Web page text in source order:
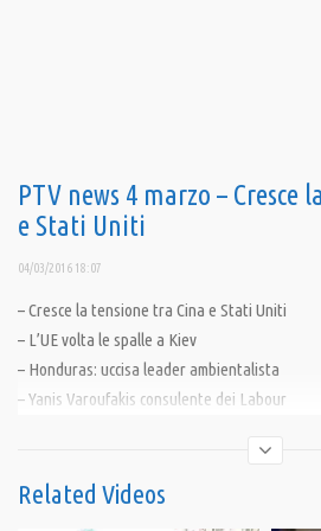
PTV news 4 marzo – Cresce
e Stati Uniti
04/03/2016 18:07
– Cresce la tensione tra Cina e Stati Uniti
– L’UE volta le spalle a Kiev
– Honduras: uccisa leader ambientalista
– Yanis Varoufakis consulente dei Labour
Related Videos